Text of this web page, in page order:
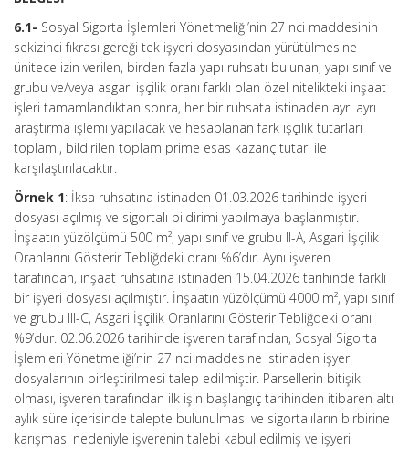
6.1- Sosyal Sigorta İşlemleri Yönetmeliği’nin 27 nci maddesinin
sekizinci fıkrası gereği tek işyeri dosyasından yürütülmesine
ünitece izin verilen, birden fazla yapı ruhsatı bulunan, yapı sınıf ve
grubu ve/veya asgari işçilik oranı farklı olan özel nitelikteki inşaat
işleri tamamlandıktan sonra, her bir ruhsata istinaden ayrı ayrı
araştırma işlemi yapılacak ve hesaplanan fark işçilik tutarları
toplamı, bildirilen toplam prime esas kazanç tutarı ile
karşılaştırılacaktır.
Örnek 1: İksa ruhsatına istinaden 01.03.2026 tarihinde işyeri
dosyası açılmış ve sigortalı bildirimi yapılmaya başlanmıştır.
İnşaatın yüzölçümü 500 m², yapı sınıf ve grubu II-A, Asgari İşçilik
Oranlarını Gösterir Tebliğdeki oranı %6’dır. Aynı işveren
tarafından, inşaat ruhsatına istinaden 15.04.2026 tarihinde farklı
bir işyeri dosyası açılmıştır. İnşaatın yüzölçümü 4000 m², yapı sınıf
ve grubu III-C, Asgari İşçilik Oranlarını Gösterir Tebliğdeki oranı
%9’dur. 02.06.2026 tarihinde işveren tarafından, Sosyal Sigorta
İşlemleri Yönetmeliği’nin 27 nci maddesine istinaden işyeri
dosyalarının birleştirilmesi talep edilmiştir. Parsellerin bitişik
olması, işveren tarafından ilk işin başlangıç tarihinden itibaren altı
aylık süre içerisinde talepte bulunulması ve sigortalıların birbirine
karışması nedeniyle işverenin talebi kabul edilmiş ve işyeri